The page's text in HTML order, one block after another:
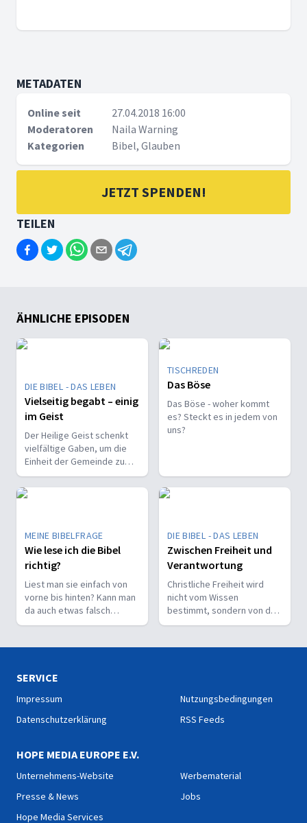
METADATEN
Online seit
27.04.2018 16:00
Moderatoren
Naila Warning
Kategorien
Bibel, Glauben
JETZT SPENDEN!
TEILEN
ÄHNLICHE EPISODEN
DIE BIBEL - DAS LEBEN
Vielseitig begabt – einig
im Geist
Der Heilige Geist schenkt
vielfältige Gaben, um die
Einheit der Gemeinde zu
stärken und sie zu
befähigen, Christus vor den
Menschen zu bekennen.
TISCHREDEN
Das Böse
Das Böse - woher kommt
es? Steckt es in jedem von
uns?
MEINE BIBELFRAGE
Wie lese ich die Bibel
richtig?
Liest man sie einfach von
vorne bis hinten? Kann man
da auch etwas falsch
machen? Wie interpretiert
DIE BIBEL - DAS LEBEN
Zwischen Freiheit und
Verantwortung
Christliche Freiheit wird
nicht vom Wissen
bestimmt, sondern von der
Beziehung zum Nächsten –
SERVICE
Impressum
Datenschutzerklärung
Nutzungsbedingungen
RSS Feeds
HOPE MEDIA EUROPE E.V.
Unternehmens-Website
Presse & News
Hope Media Services
Werbematerial
Jobs